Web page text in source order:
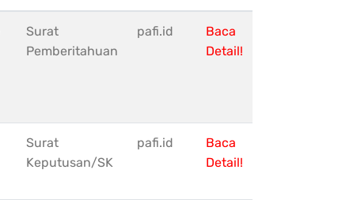
Surat
Pemberitahuan
pafi.id
Baca
Detail!
Surat
Keputusan/SK
pafi.id
Baca
Detail!